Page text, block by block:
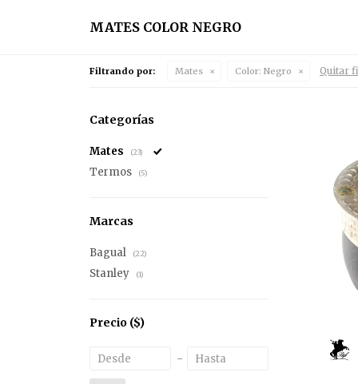
MATES COLOR NEGRO
Filtrando por: Mates Color: Negro Quitar
Categorías
Mates (23)
Termos (5)
Marcas
Bagual (22)
Stanley (1)
Precio ($)